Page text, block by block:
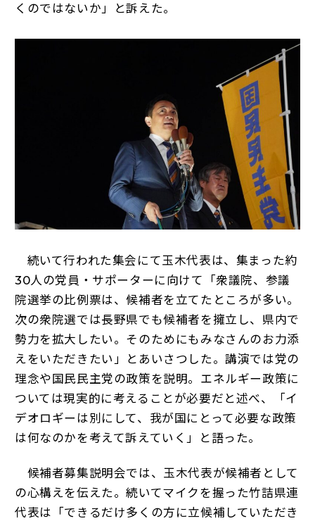
くのではないか」と訴えた。
続いて行われた集会にて玉木代表は、集まった約
30人の党員・サポーターに向けて「衆議院、参議
院選挙の比例票は、候補者を立てたところが多い。
次の衆院選では長野県でも候補者を擁立し、県内で
勢力を拡大したい。そのためにもみなさんのお力添
えをいただきたい」とあいさつした。講演では党の
理念や国民民主党の政策を説明。エネルギー政策に
ついては現実的に考えることが必要だと述べ、「イ
デオロギーは別にして、我が国にとって必要な政策
は何なのかを考えて訴えていく」と語った。
候補者募集説明会では、玉木代表が候補者として
の心構えを伝えた。続いてマイクを握った竹詰県連
代表は「できるだけ多くの方に立候補していただき